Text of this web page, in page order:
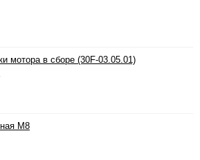
мотора в сборе (30F-03.05.01)
М8